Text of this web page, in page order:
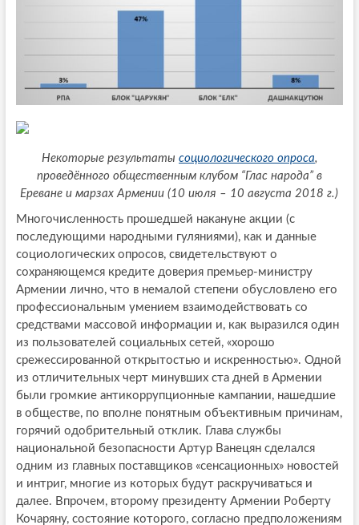
Некоторые результаты социологического опроса,
проведённого общественным клубом “Глас народа” в
Ереване и марзах Армении (10 июля – 10 августа 2018 г.)
Многочисленность прошедшей накануне акции (с
последующими народными гуляниями), как и данные
социологических опросов, свидетельствуют о
сохраняющемся кредите доверия премьер-министру
Армении лично, что в немалой степени обусловлено его
профессиональным умением взаимодействовать со
средствами массовой информации и, как выразился один
из пользователей социальных сетей, «хорошо
срежессированной открытостью и искренностью». Одной
из отличительных черт минувших ста дней в Армении
были громкие антикоррупционные кампании, нашедшие
в обществе, по вполне понятным объективным причинам,
горячий одобрительный отклик. Глава службы
национальной безопасности Артур Ванецян сделался
одним из главных поставщиков «сенсационных» новостей
и интриг, многие из которых будут раскручиваться и
далее. Впрочем, второму президенту Армении Роберту
Кочаряну, состояние которого, согласно предположениям